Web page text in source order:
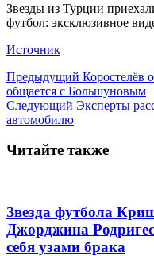
Звезды из Турции
футбол: эксклюзивное
Источник
Предыдущий Коростелёв
общается с Большуновым
Следующий Эксперты
автомобилю
Читайте также
Звезда футбола
Джорджина
себя узами брака